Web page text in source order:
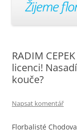
RADIM
licenci!
kouče?
Napsat komentář
Florbalisté